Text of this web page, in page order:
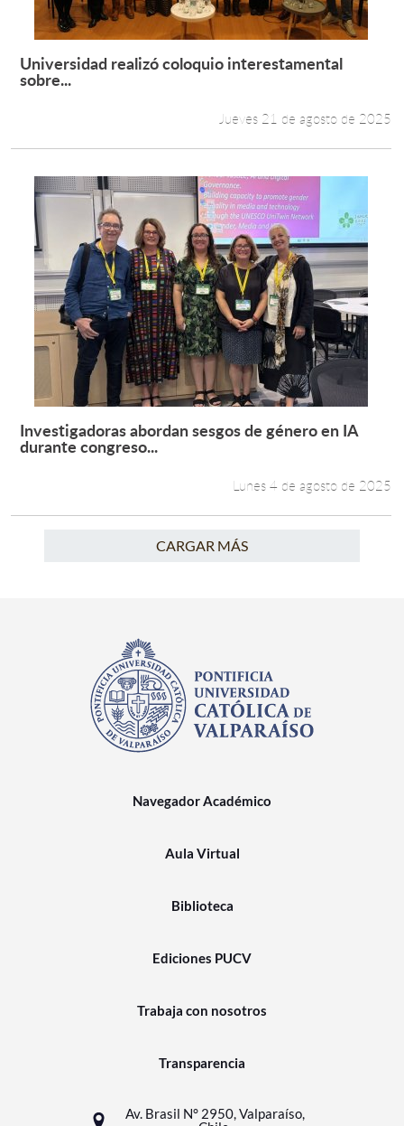
Leer más +
Universidad realizó coloquio interestamental
sobre...
Jueves 21 de agosto de 2025
Leer más +
Investigadoras abordan sesgos de género en IA
durante congreso...
Lunes 4 de agosto de 2025
CARGAR MÁS
Navegador Académico
Aula Virtual
Biblioteca
Ediciones PUCV
Trabaja con nosotros
Transparencia
Av. Brasil N° 2950, Valparaíso,